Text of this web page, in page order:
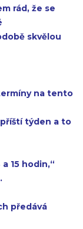
rád, že se
skvělou
na tento
týden a to
15 hodin,“
předává